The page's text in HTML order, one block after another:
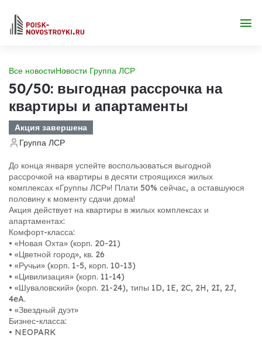
Все новостиНовости Группа ЛСР
50/50: выгодная рассрочка на
квартиры и апартаменты
Акция завершена
Группа ЛСР
До конца января успейте воспользоваться выгодной
рассрочкой на квартиры в десяти строящихся жилых
комплексах «Группы ЛСР»! Плати 50% сейчас, а оставшуюся
половину к моменту сдачи дома!
Акция действует на квартиры в жилых комплексах и
апартаментах:
Комфорт-класса:
• «Новая Охта» (корп. 20-21)
• «Цветной город», кв. 26
• «Ручьи» (корп. 1-5, корп. 10-13)
• «Цивилизация» (корп. 11-14)
• «Шуваловский» (корп. 21-24), типы 1D, 1E, 2C, 2H, 2I, 2J,
4eA.
• «Звездный дуэт»
Бизнес-класса:
• NEOPARK